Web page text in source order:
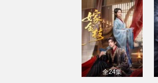
全24集